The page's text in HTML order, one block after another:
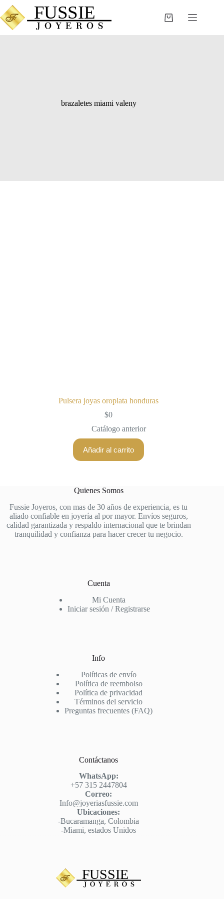
Saltar
al
contenido
Carro
brazaletes miami valeny
Pulsera joyas oroplata honduras
$0
Catálogo anterior
Añadir al carrito
Quienes Somos
Fussie Joyeros, con mas de 30 años de experiencia, es tu
aliado confiable en joyería al por mayor. Envíos seguros,
calidad garantizada y respaldo internacional que te brindan
tranquilidad y confianza para hacer crecer tu negocio.
Cuenta
Mi Cuenta
Iniciar sesión / Registrarse
Info
Políticas de envío
Política de reembolso
Política de privacidad
Términos del servicio
Preguntas frecuentes (FAQ)
Contáctanos
WhatsApp:
+57 315 2447804
Correo:
Info@joyeriasfussie.com
Ubicaciones:
-Bucaramanga, Colombia
-Miami, estados Unidos